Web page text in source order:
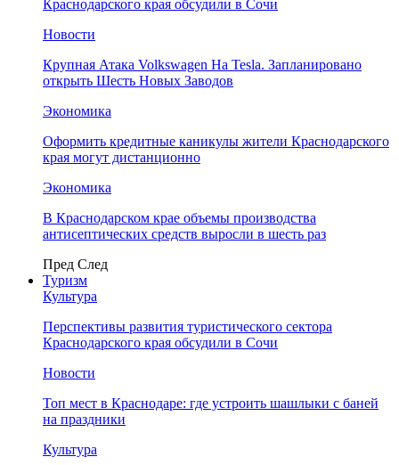
Краснодарского края обсудили в Сочи
Новости
Крупная Атака Volkswagen На Tesla. Запланировано
открыть Шесть Новых Заводов
Экономика
Оформить кредитные каникулы жители Краснодарского
края могут дистанционно
Экономика
В Краснодарском крае объемы производства
антисептических средств выросли в шесть раз
Пред След
Туризм
Культура
Перспективы развития туристического сектора
Краснодарского края обсудили в Сочи
Новости
Топ мест в Краснодаре: где устроить шашлыки с баней
на праздники
Культура